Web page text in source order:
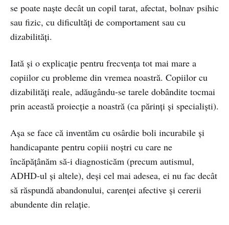
se poate naște decât un copil tarat, afectat, bolnav psihic
sau fizic, cu dificultăți de comportament sau cu
dizabilități.
Iată și o explicație pentru frecvența tot mai mare a
copiilor cu probleme din vremea noastră. Copiilor cu
dizabilități reale, adăugându-se tarele dobândite tocmai
prin această proiecție a noastră (ca părinți și specialiști).
Așa se face că inventăm cu osârdie boli incurabile și
handicapante pentru copiii noștri cu care ne
încăpățânăm să-i diagnosticăm (precum autismul,
ADHD-ul și altele), deși cel mai adesea, ei nu fac decât
să răspundă abandonului, carenței afective și cererii
abundente din relație.